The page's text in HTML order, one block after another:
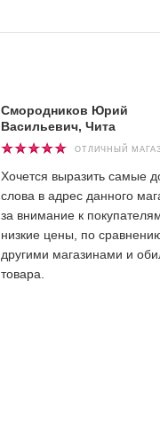
Смородников Юрий
Васильевич, Чита
ОТЛИЧНЫЙ
Хочется выразить самые
слова в адрес данного
за внимание к
низкие цены, по
другими магазинами и
товара.